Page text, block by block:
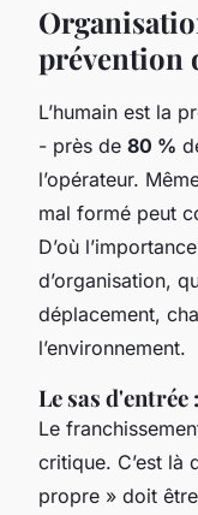
prévention
L’humain est la
- près de 80 %
l’opérateur.
mal formé peut
D’où
d’organisation,
déplacement,
l’environnement.
Le sas d'entrée
Le
critique. C’est là
propre » doit